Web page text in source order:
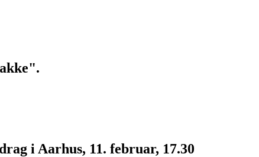
i Aarhus, 11. februar, 17.30